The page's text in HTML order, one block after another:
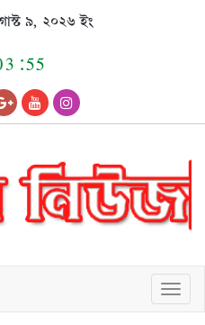
৯, ২০২৬ ইং
T
o
g
g
l